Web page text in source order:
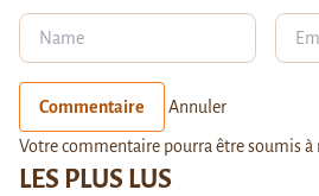
LES PLUS LUS
Commentaire Annuler
Votre commentaire pourra être soumis à